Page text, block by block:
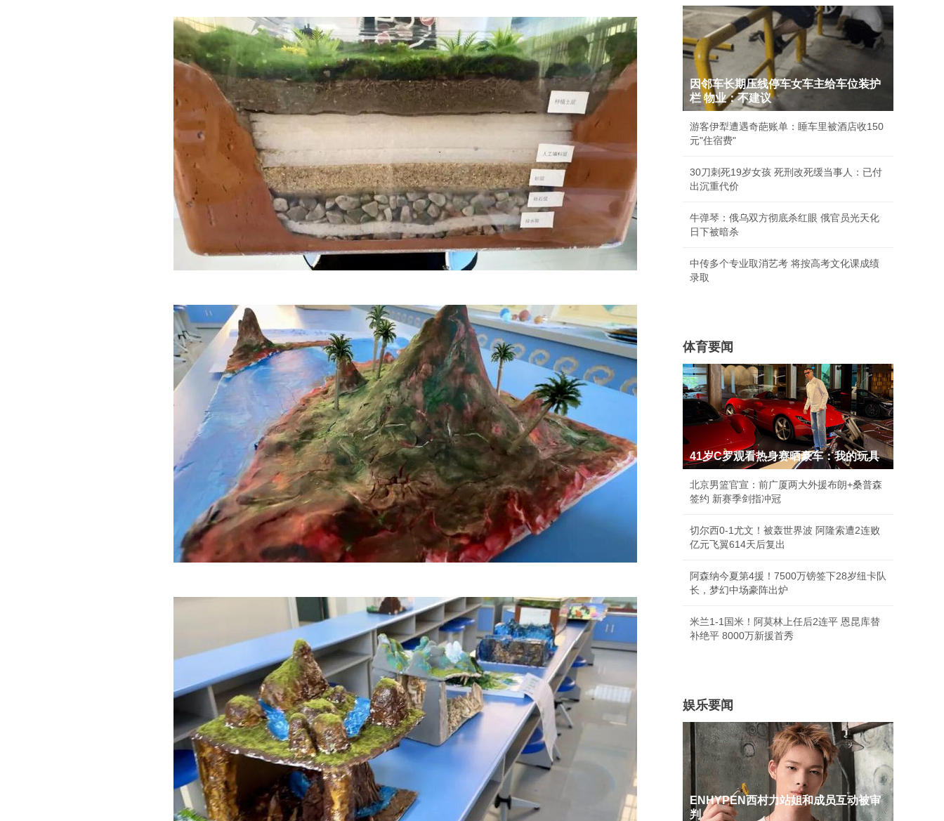
因邻车长期压线停车女车主给车位装护
栏 物业：不建议
游客伊犁遭遇奇葩账单：睡车里被酒店收150
元"住宿费"
30刀刺死19岁女孩 死刑改死缓当事人：已付
出沉重代价
牛弹琴：俄乌双方彻底杀红眼 俄官员光天化
日下被暗杀
中传多个专业取消艺考 将按高考文化课成绩
录取
体育要闻
41岁C罗观看热身赛晒豪车：我的玩具
北京男篮官宣：前广厦两大外援布朗+桑普森
签约 新赛季剑指冲冠
切尔西0-1尤文！被轰世界波 阿隆索遭2连败
亿元飞翼614天后复出
阿森纳今夏第4援！7500万镑签下28岁纽卡队
长，梦幻中场豪阵出炉
米兰1-1国米！阿莫林上任后2连平 恩昆库替
补绝平 8000万新援首秀
娱乐要闻
ENHYPEN西村力站姐和成员互动被审
判